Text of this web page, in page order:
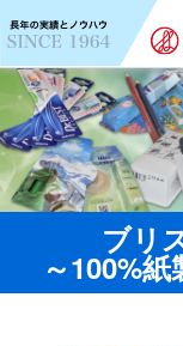
ブリ
～100%